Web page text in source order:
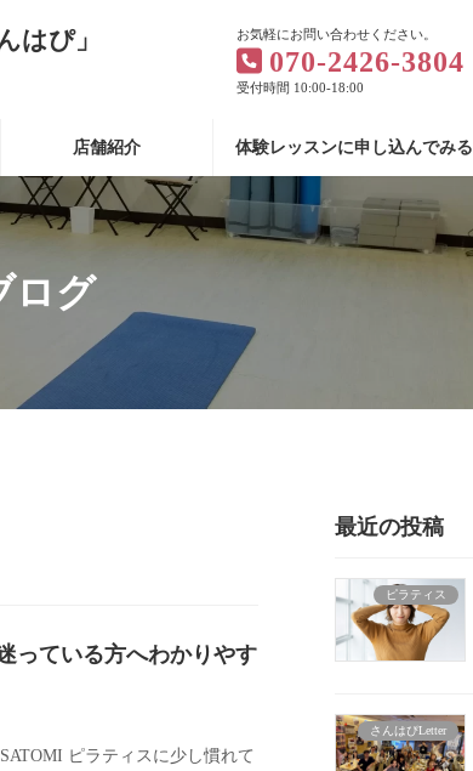
はぴ」 お気軽にお問い合わせください。
070-2426-3804
受付時間 10:00-18:00
店舗紹介 体験レッスンに申し込んでみる
ログ
っている方へわかりやす
ピラティスに少し慣れて
最近の投稿
ピラティス
さんはぴLetter